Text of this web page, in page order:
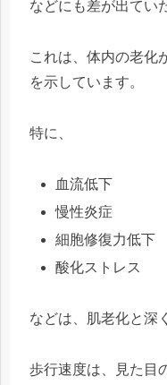
などにも差が出てい
これは、体内の老化
を示しています。
特に、
血流低下
慢性炎症
細胞修復力低下
酸化ストレス
などは、肌老化と深
歩行速度は、見た目